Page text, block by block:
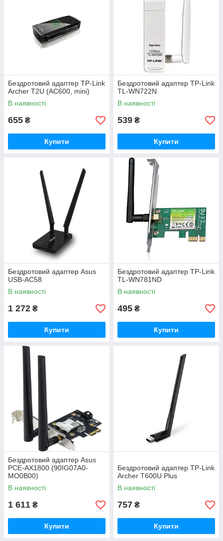
Бездротовий адаптер TP-Link
Archer T2U (AC600, mini)
В наявності
655 ₴
Купити
Бездротовий адаптер TP-Link
TL-WN722N
В наявності
539 ₴
Купити
Бездротовий адаптер Asus
USB-AC58
В наявності
1 272 ₴
Купити
Бездротовий адаптер TP-Link
TL-WN781ND
В наявності
495 ₴
Купити
Бездротовий адаптер Asus
PCE-AX1800 (90IG07A0-
MO0B00)
В наявності
1 611 ₴
Купити
Бездротовий адаптер TP-Link
Archer T600U Plus
В наявності
757 ₴
Купити